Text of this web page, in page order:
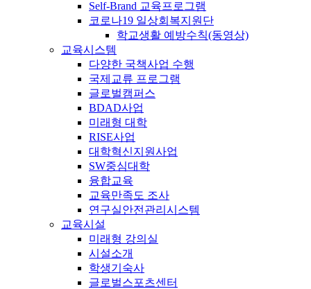
Self-Brand 교육프로그램
코로나19 일상회복지원단
학교생활 예방수칙(동영상)
교육시스템
다양한 국책사업 수행
국제교류 프로그램
글로벌캠퍼스
BDAD사업
미래형 대학
RISE사업
대학혁신지원사업
SW중심대학
융합교육
교육만족도 조사
연구실안전관리시스템
교육시설
미래형 강의실
시설소개
학생기숙사
글로벌스포츠센터